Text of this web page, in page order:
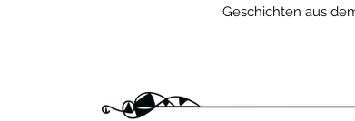
Geschichten aus